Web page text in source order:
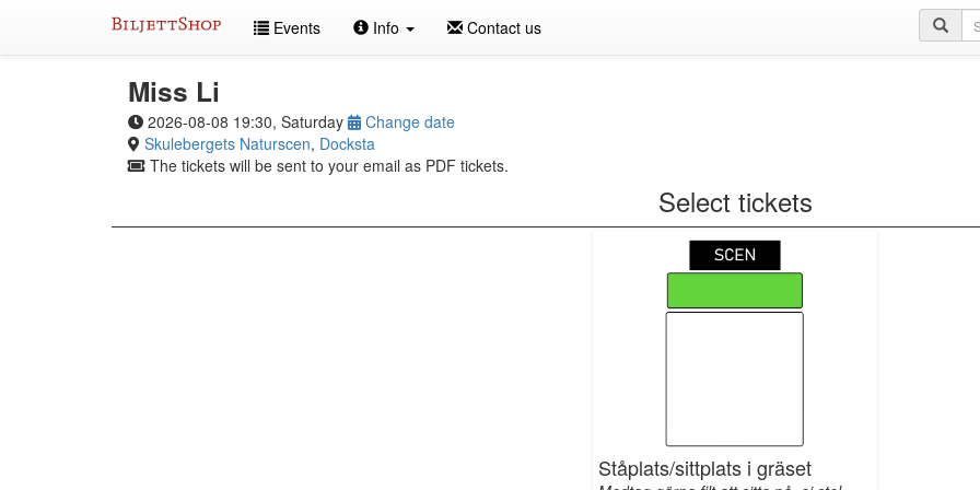
Events Info Contact us
Miss Li
2026-08-08 19:30, Saturday
Change date
Skulebergets Naturscen, Docksta
The tickets will be sent to your email as PDF tickets.
Select tickets
Ståplats/sittplats i gräset